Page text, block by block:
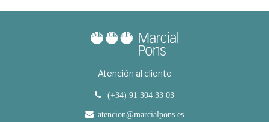
Atención al cliente
(+34) 91 304 33 03
atencion@marcialpons.es